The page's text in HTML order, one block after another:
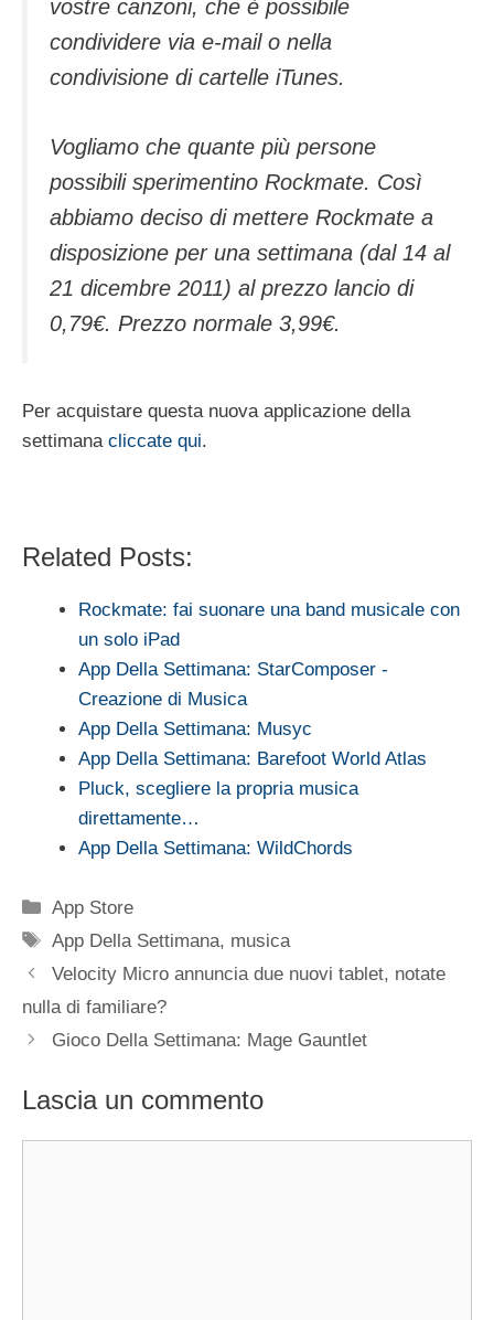
vostre canzoni, che è possibile
condividere via e-mail o nella
condivisione di cartelle iTunes.
Vogliamo che quante più persone
possibili sperimentino Rockmate. Così
abbiamo deciso di mettere Rockmate a
disposizione per una settimana (dal 14 al
21 dicembre 2011) al prezzo lancio di
0,79€. Prezzo normale 3,99€.
Per acquistare questa nuova applicazione della
settimana cliccate qui.
Related Posts:
Rockmate: fai suonare una band musicale con
un solo iPad
App Della Settimana: StarComposer -
Creazione di Musica
App Della Settimana: Musyc
App Della Settimana: Barefoot World Atlas
Pluck, scegliere la propria musica
direttamente…
App Della Settimana: WildChords
Categorie
App Store
Tag
App Della Settimana, musica
Velocity Micro annuncia due nuovi tablet, notate
nulla di familiare?
Gioco Della Settimana: Mage Gauntlet
Lascia un commento